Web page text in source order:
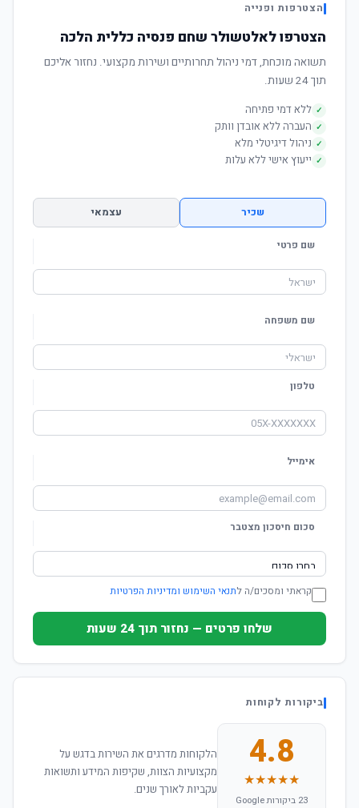
הצטרפות ופנייה
הצטרפו לאלטשולר שחם פנסיה כללית הלכה
תשואה מוכחת, דמי ניהול תחרותיים ושירות מקצועי. נחזור אליכם
תוך 24 שעות.
✓ ללא דמי פתיחה
✓ העברה ללא אובדן וותק
✓ ניהול דיגיטלי מלא
✓ ייעוץ אישי ללא עלות
שכיר עצמאי
שם פרטי
שם משפחה
טלפון
אימייל
סכום חיסכון מצטבר
קראתי ומסכים/ה לתנאי השימוש ומדיניות הפרטיות
שלחו פרטים — נחזור תוך 24 שעות
ביקורות לקוחות
4.8
★★★★★
23 ביקורות Google
הלקוחות מדרגים את השירות בדגש על
מקצועיות הצוות, שקיפות המידע ותשואות
עקביות לאורך שנים.